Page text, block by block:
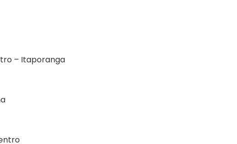
– Itaporanga